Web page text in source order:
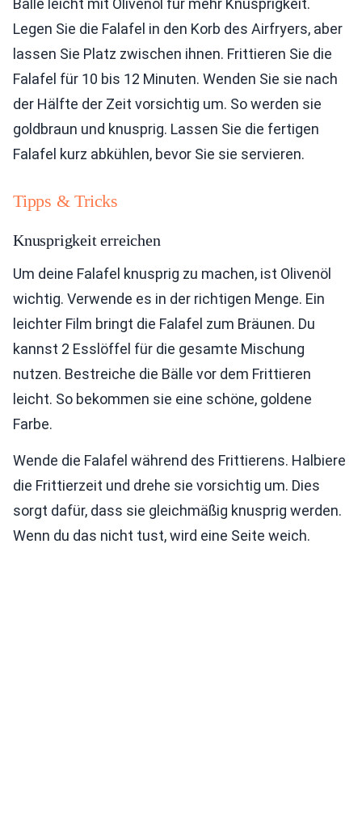
Bälle leicht mit Olivenöl für mehr Knusprigkeit.
Legen Sie die Falafel in den Korb des Airfryers, aber
lassen Sie Platz zwischen ihnen. Frittieren Sie die
Falafel für 10 bis 12 Minuten. Wenden Sie sie nach
der Hälfte der Zeit vorsichtig um. So werden sie
goldbraun und knusprig. Lassen Sie die fertigen
Falafel kurz abkühlen, bevor Sie sie servieren.
Tipps & Tricks
Knusprigkeit erreichen
Um deine Falafel knusprig zu machen, ist Olivenöl
wichtig. Verwende es in der richtigen Menge. Ein
leichter Film bringt die Falafel zum Bräunen. Du
kannst 2 Esslöffel für die gesamte Mischung
nutzen. Bestreiche die Bälle vor dem Frittieren
leicht. So bekommen sie eine schöne, goldene
Farbe.
Wende die Falafel während des Frittierens. Halbiere
die Frittierzeit und drehe sie vorsichtig um. Dies
sorgt dafür, dass sie gleichmäßig knusprig werden.
Wenn du das nicht tust, wird eine Seite weich.